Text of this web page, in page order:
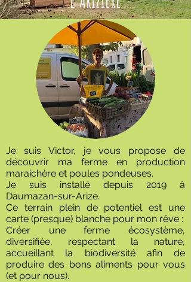
Je suis Victor, je vous propose de
découvrir ma ferme en production
maraichère et poules pondeuses.
Je suis installé depuis 2019 à
Daumazan-sur-Arize.
Ce terrain plein de potentiel est une
carte (presque) blanche pour mon rêve :
Créer une ferme écosystème,
diversifiée, respectant la nature,
accueillant la biodiversité afin de
produire des bons aliments pour vous
(et pour nous).